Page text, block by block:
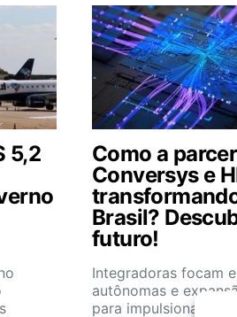
5,2
Como a
Conversys e
Brasil?
futuro!
Integradoras focam
autônomas e
para impulsionar a